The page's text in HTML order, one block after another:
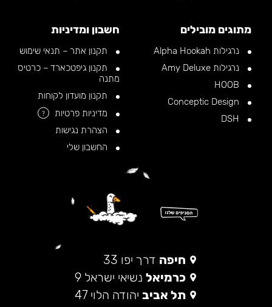
מתוגים מובילים
נרגילות Alpha Hookah
נרגילות Amy Deluxe
חשבון ומדיניות
תקנון אתר – תנאי שימוש
תקנון גיפטכארד – כרטיס
מתנה
תקנון מועדון לקוחות
מדיניות פרטיות
?
הצהרת נגישות
החשבון שלי
חיפה דרך יפו 33
כרמיאל נשיאי ישראל 9
תל אביב יהודה הלוי 47